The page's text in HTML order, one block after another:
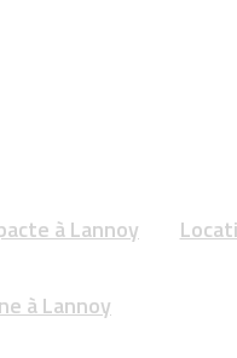
à Lannoy
à Lannoy